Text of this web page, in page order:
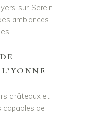
sur-Serein
ambiances
châteaux et
capables de